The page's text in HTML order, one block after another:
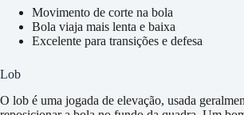
Movimento de corte na bola
Bola viaja mais lenta e baixa
Excelente para transições e defesa
Lob
O lob é uma jogada de elevação, usada